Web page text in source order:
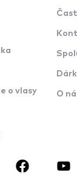
o vlasy O